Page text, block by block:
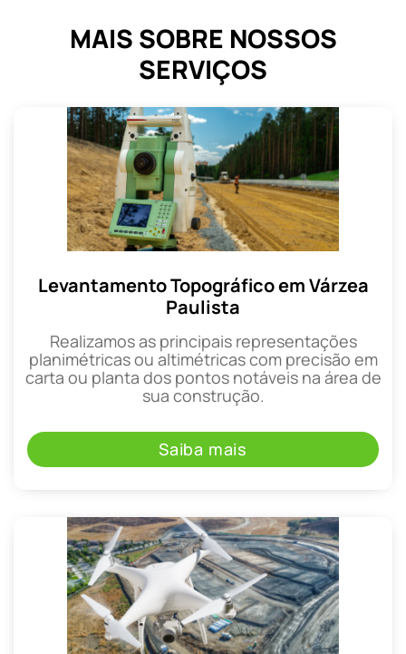
MAIS SOBRE NOSSOS
SERVIÇOS
Levantamento Topográfico em Várzea
Paulista
Realizamos as principais representações
planimétricas ou altimétricas com precisão em
carta ou planta dos pontos notáveis na área de
sua construção.
Saiba mais